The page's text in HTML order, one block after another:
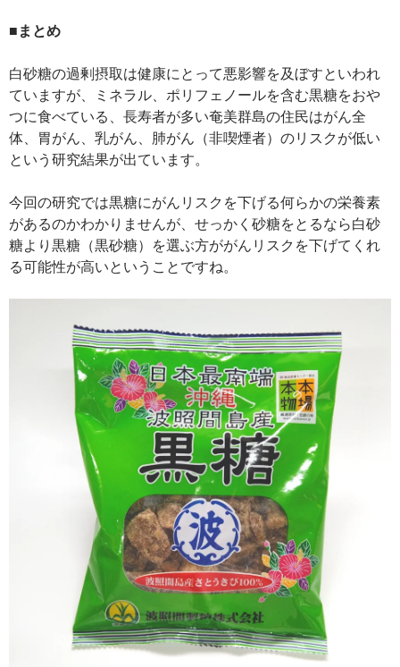
■まとめ
白砂糖の過剰摂取は健康にとって悪影響を及ぼすといわれ
ていますが、ミネラル、ポリフェノールを含む黒糖をおや
つに食べている、長寿者が多い奄美群島の住民はがん全
体、胃がん、乳がん、肺がん（非喫煙者）のリスクが低い
という研究結果が出ています。
今回の研究では黒糖にがんリスクを下げる何らかの栄養素
があるのかわかりませんが、せっかく砂糖をとるなら白砂
糖より黒糖（黒砂糖）を選ぶ方ががんリスクを下げてくれ
る可能性が高いということですね。